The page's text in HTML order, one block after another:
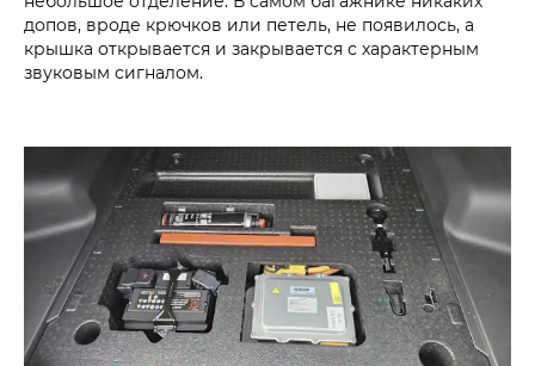
допов, вроде крючков или петель, не появилось, а
крышка открывается и закрывается с характерным
звуковым сигналом.